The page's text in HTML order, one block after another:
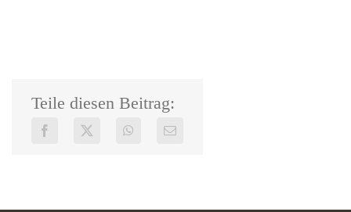
Teile diesen Beitrag: